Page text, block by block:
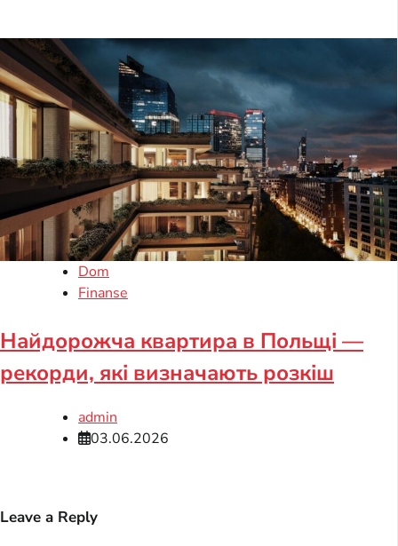
Dom
Finanse
Найдорожча квартира в Польщі —
рекорди, які визначають розкіш
admin
03.06.2026
Leave a Reply